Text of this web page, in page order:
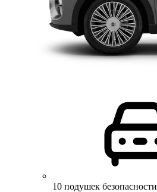
10 подушек безопасности